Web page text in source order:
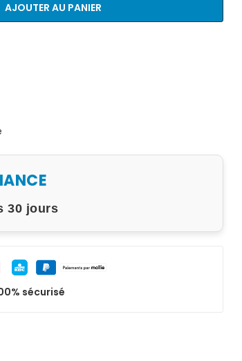
AJOUTER AU PANIER
30 jours
sécurisé